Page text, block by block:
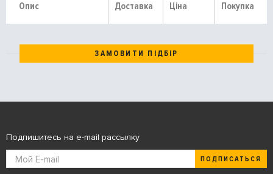
Опис Доставка Ціна Покупка
ЗАМОВИТИ ПІДБІР
Подпишитесь на e-mail рассылку
ПОДПИСАТЬСЯ